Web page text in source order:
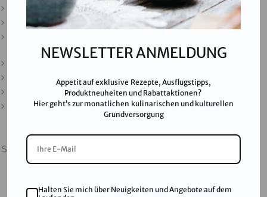
Presse
Partner & Friends
SALINEN AUSTRIA AG ist nach GMP, IFS, QS, ISO 9001,
ISO 14001 u.v.m. zertifiziert und garantiert höchste
NEWSLETTER ANMELDUNG
Appetit auf exklusive Rezepte, Ausflugstipps,
Produktneuheiten und Rabattaktionen?
Hier geht’s zur monatlichen kulinarischen und kulturellen
Grundversorgung
Halten Sie mich über Neuigkeiten und Angebote auf dem